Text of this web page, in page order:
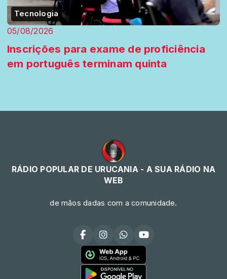
Tecnologia
05/08/2026
Inscrições para exame de proficiência
em português terminam quinta
RÁDIO POPULAR DE URUCANIA - A SUA RÁDIO NA
WEB
de mãos dadas com a comunidade.